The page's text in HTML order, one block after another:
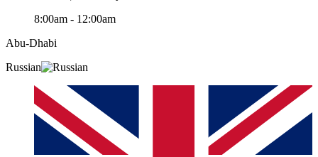
8:00am - 12:00am
Abu-Dhabi
Russian